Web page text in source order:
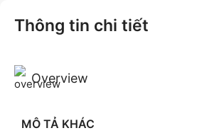
Thông tin chi tiết
Overview
MÔ TẢ KHÁC